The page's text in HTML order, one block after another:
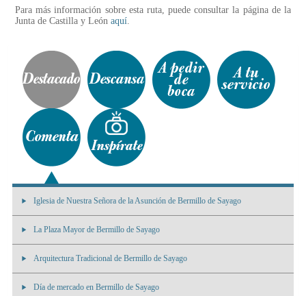
Para más información sobre esta ruta, puede consultar la página de la
Junta de Castilla y León aquí.
Iglesia de Nuestra Señora de la Asunción de Bermillo de Sayago
La Plaza Mayor de Bermillo de Sayago
Arquitectura Tradicional de Bermillo de Sayago
Día de mercado en Bermillo de Sayago